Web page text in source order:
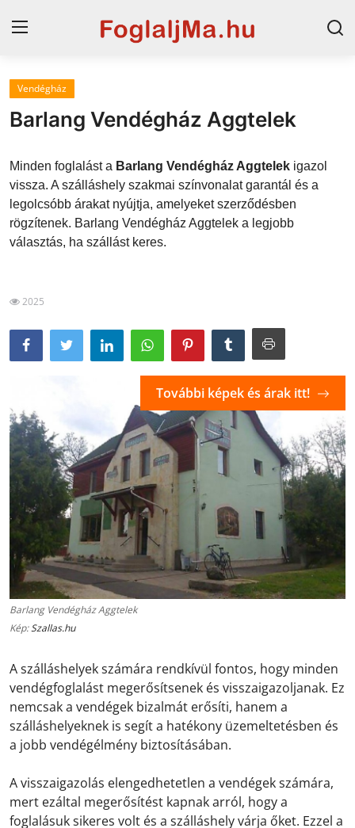
Magyarország
Horvát tengerpart
Szállások a Balatonon
Horvátország
Blog
Vendégház
Barlang Vendégház Aggtelek
Minden foglalást a Barlang Vendégház Aggtelek igazol
vissza. A szálláshely szakmai színvonalat garantál és a
legolcsóbb árakat nyújtja, amelyeket szerződésben
rögzítenek. Barlang Vendégház Aggtelek a legjobb
választás, ha szállást keres.
2025
Barlang Vendégház Aggtelek
Kép:Szallas.hu
További képek és árak itt!
A szálláshelyek számára rendkívül fontos, hogy minden
vendégfoglalást megerősítsenek és visszaigazoljanak. Ez
nemcsak a vendégek bizalmát erősíti, hanem a
szálláshelyeknek is segít a hatékony üzemeltetésben és
a jobb vendégélmény biztosításában.
A visszaigazolás elengedhetetlen a vendégek számára,
mert ezáltal megerősítést kapnak arról, hogy a
foglalásuk sikeres volt és a szálláshely várja őket. Ezzel a